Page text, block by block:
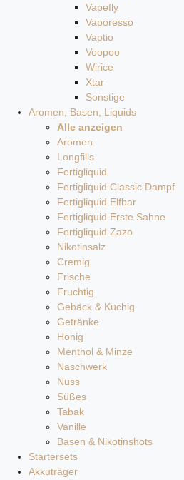
Vapefly
Vaporesso
Vaptio
Voopoo
Wirice
Xtar
Sonstige
Aromen, Basen, Liquids
Alle anzeigen
Aromen
Longfills
Fertigliquid
Fertigliquid Classic Dampf
Fertigliquid Elfbar
Fertigliquid Erste Sahne
Fertigliquid Zazo
Nikotinsalz
Cremig
Frische
Fruchtig
Gebäck & Kuchig
Getränke
Honig
Menthol & Minze
Naschwerk
Nuss
Süßes
Tabak
Vanille
Basen & Nikotinshots
Startersets
Akkuträger